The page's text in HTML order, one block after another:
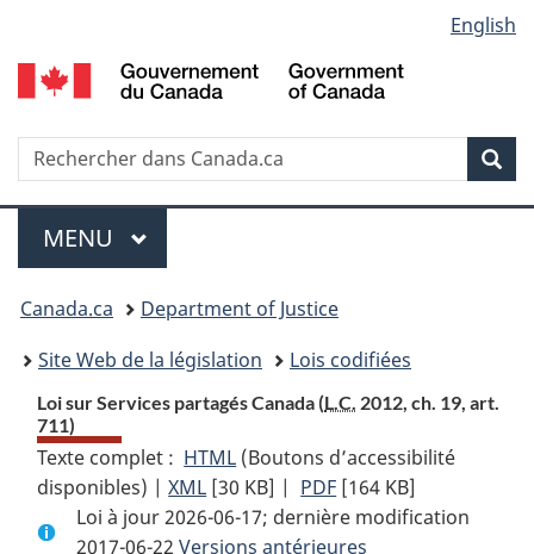
au
contenu
propos
de
la
HTML
simplifiée
selection
English
Recherche
Menu
MENU PRINCIPAL
You
are
here:
Canada.ca
Department of Justice
Site Web de la législation
Lois codifiées
Loi sur Services partagés Canada (L.C. 2012, ch. 19, art.
711)
Texte complet : HTML Texte
complet
:
Loi
(Boutons d’accessibilité
disponibles) |XML Texte
complet
:
[30 KB] | PDF Texte
complet
:
[164 KB]
Loi à jour 2026-06-17; dernière modification
2017-06-22 Versions antérieures